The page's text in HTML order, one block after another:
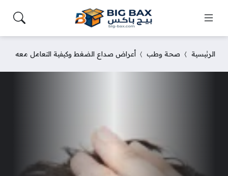
الرئيسية صحة وطب أعراض صداع الضغط وكيفية التعامل معه